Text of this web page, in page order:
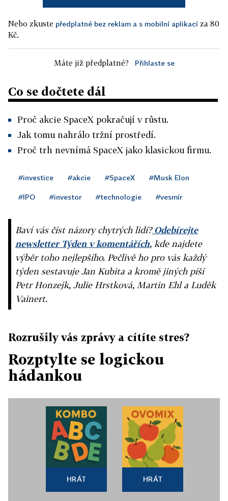
Nebo zkuste předplatné bez reklam a s mobilní aplikací za 80
Kč.
Máte již předplatné? Přihlaste se
Co se dočtete dál
Proč akcie SpaceX pokračují v růstu.
Jak tomu nahrálo tržní prostředí.
Proč trh nevnímá SpaceX jako klasickou firmu.
#investice #akcie #SpaceX #Musk Elon
#IPO #investor #technologie #vesmír
Baví vás číst názory chytrých lidí?Odebírejte
newsletter Týden v komentářích, kde najdete
výběr toho nejlepšího. Pečlivě ho pro vás každý
týden sestavuje Jan Kubita a kromě jiných píší
Petr Honzejk, Julie Hrstková, Martin Ehl a Luděk
Vainert.
Rozrušily vás zprávy a cítíte stres?
Rozptylte se logickou
hádankou
HRÁT HRÁT